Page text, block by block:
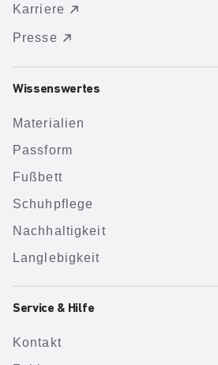
Karriere
Presse
Wissenswertes
Materialien
Passform
Fußbett
Schuhpflege
Nachhaltigkeit
Langlebigkeit
Service & Hilfe
Kontakt